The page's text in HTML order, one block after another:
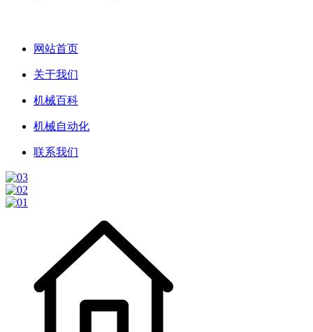
网站首页
关于我们
机械百科
机械自动化
联系我们